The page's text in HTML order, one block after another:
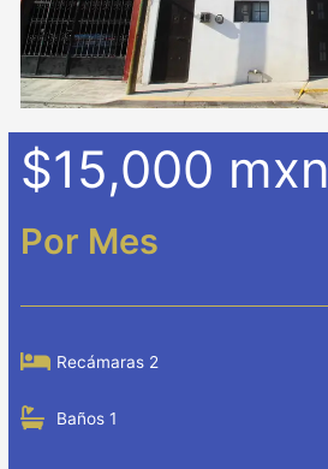
$15,000 mxn
Por Mes
Recámaras 2
Baños 1